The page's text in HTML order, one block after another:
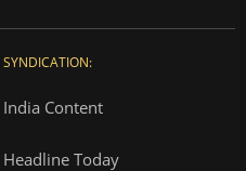
SYNDICATION:
India Content
Headline Today